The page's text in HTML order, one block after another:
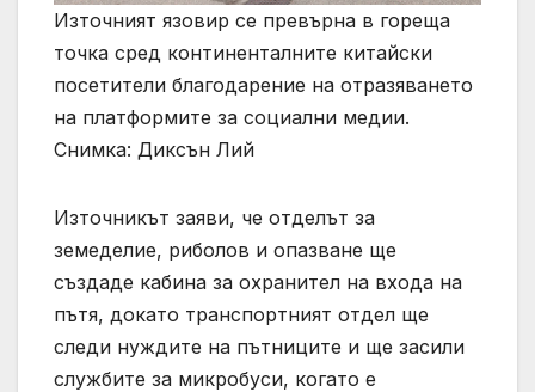
Източният язовир се превърна в гореща
точка сред континенталните китайски
посетители благодарение на отразяването
на платформите за социални медии.
Снимка: Диксън Лий
Източникът заяви, че отделът за
земеделие, риболов и опазване ще
създаде кабина за охранител на входа на
пътя, докато транспортният отдел ще
следи нуждите на пътниците и ще засили
службите за микробуси, когато е